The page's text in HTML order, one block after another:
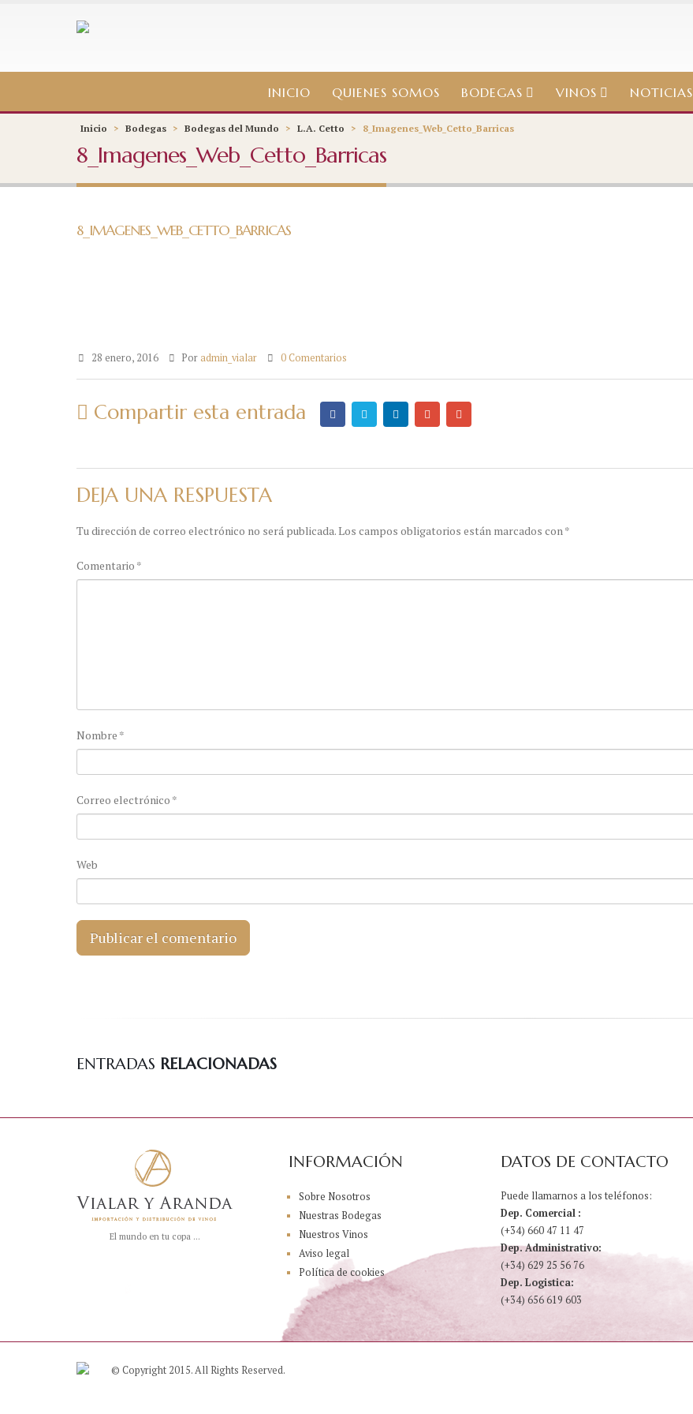
INICIO QUIENES SOMOS BODEGAS VINOS NOTICIAS
Inicio > Bodegas > Bodegas del Mundo > L.A. Cetto > 8_Imagenes_Web_Cetto_Barricas
8_Imagenes_Web_Cetto_Barricas
8_IMAGENES_WEB_CETTO_BARRICAS
28 enero, 2016 Por admin_vialar 0 Comentarios
Compartir esta entrada
DEJA UNA RESPUESTA
Tu dirección de correo electrónico no será publicada.Los campos obligatorios están marcados con*
Comentario *
Nombre *
Correo electrónico *
Web
ENTRADAS RELACIONADAS
El mundo en tu copa ...
INFORMACIÓN
Sobre Nosotros
Nuestras Bodegas
Nuestros Vinos
Aviso legal
Política de cookies
DATOS DE CONTACTO
Puede llamarnos a los teléfonos:
Dep. Comercial :
(+34) 660 47 11 47
Dep. Administrativo:
(+34) 629 25 56 76
Dep. Logistica:
(+34) 656 619 603
© Copyright 2015. All Rights Reserved.